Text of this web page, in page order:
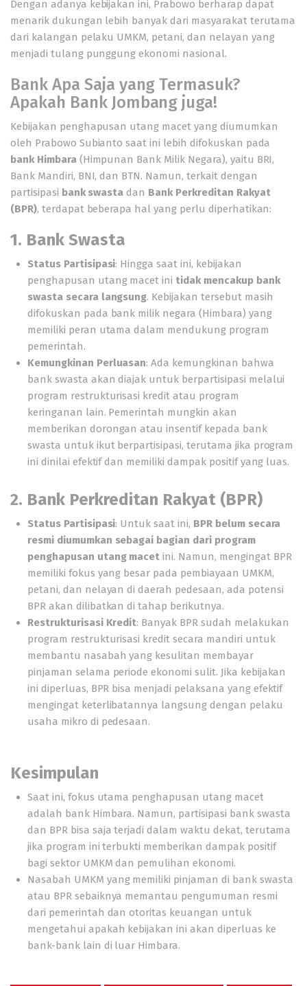
Dengan adanya kebijakan ini, Prabowo berharap dapat
menarik dukungan lebih banyak dari masyarakat terutama
dari kalangan pelaku UMKM, petani, dan nelayan yang
menjadi tulang punggung ekonomi nasional.
Bank Apa Saja yang Termasuk?
Apakah Bank Jombang juga!
Kebijakan penghapusan utang macet yang diumumkan
oleh Prabowo Subianto saat ini lebih difokuskan pada
bank Himbara(Himpunan Bank Milik Negara), yaitu BRI,
Bank Mandiri, BNI, dan BTN. Namun, terkait dengan
partisipasi bank swasta dan Bank Perkreditan Rakyat
(BPR), terdapat beberapa hal yang perlu diperhatikan:
1. Bank Swasta
Status Partisipasi: Hingga saat ini, kebijakan
penghapusan utang macet ini tidak mencakup bank
swasta secara langsung. Kebijakan tersebut masih
difokuskan pada bank milik negara (Himbara) yang
memiliki peran utama dalam mendukung program
pemerintah.
Kemungkinan Perluasan: Ada kemungkinan bahwa
bank swasta akan diajak untuk berpartisipasi melalui
program restrukturisasi kredit atau program
keringanan lain. Pemerintah mungkin akan
memberikan dorongan atau insentif kepada bank
swasta untuk ikut berpartisipasi, terutama jika program
ini dinilai efektif dan memiliki dampak positif yang luas.
2. Bank Perkreditan Rakyat (BPR)
Status Partisipasi: Untuk saat ini, BPR belum secara
resmi diumumkan sebagai bagian dari program
penghapusan utang macet ini. Namun, mengingat BPR
memiliki fokus yang besar pada pembiayaan UMKM,
petani, dan nelayan di daerah pedesaan, ada potensi
BPR akan dilibatkan di tahap berikutnya.
Restrukturisasi Kredit: Banyak BPR sudah melakukan
program restrukturisasi kredit secara mandiri untuk
membantu nasabah yang kesulitan membayar
pinjaman selama periode ekonomi sulit. Jika kebijakan
ini diperluas, BPR bisa menjadi pelaksana yang efektif
mengingat keterlibatannya langsung dengan pelaku
usaha mikro di pedesaan.
Kesimpulan
Saat ini, fokus utama penghapusan utang macet
adalah bank Himbara. Namun, partisipasi bank swasta
dan BPR bisa saja terjadi dalam waktu dekat, terutama
jika program ini terbukti memberikan dampak positif
bagi sektor UMKM dan pemulihan ekonomi.
Nasabah UMKM yang memiliki pinjaman di bank swasta
atau BPR sebaiknya memantau pengumuman resmi
dari pemerintah dan otoritas keuangan untuk
mengetahui apakah kebijakan ini akan diperluas ke
bank-bank lain di luar Himbara.